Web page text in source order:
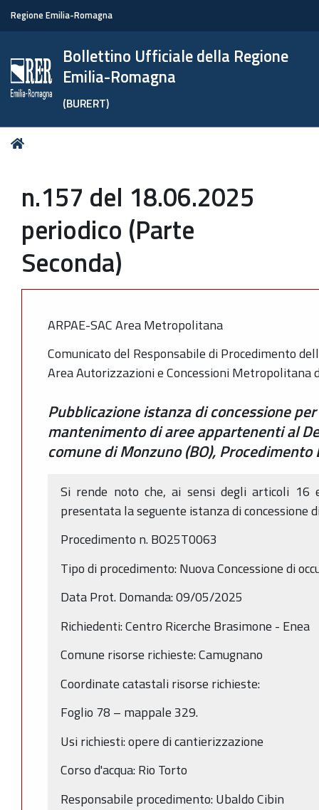
Regione Emilia-Romagna
Bollettino Ufficiale della Regione
Emilia-Romagna
(BURERT)
Tu
n.157 del 18.06.2025
periodico (Parte
Seconda)
ARPAE-SAC Area Metropolitana
Comunicato del Responsabile di Procedimento
Area Autorizzazioni e Concessioni Metropolitana
Pubblicazione istanza di concessione
mantenimento di aree appartenenti al
comune di Monzuno (BO), Procedimento
Si rende noto che, ai sensi degli articoli
presentata la seguente istanza di concessione
Procedimento n. BO25T0063
Tipo di procedimento: Nuova Concessione di
Data Prot. Domanda: 09/05/2025
Richiedenti: Centro Ricerche Brasimone - Enea
Comune risorse richieste: Camugnano
Coordinate catastali risorse richieste:
Foglio 78 – mappale 329.
Usi richiesti: opere di cantierizzazione
Corso d'acqua: Rio Torto
Responsabile procedimento: Ubaldo Cibin